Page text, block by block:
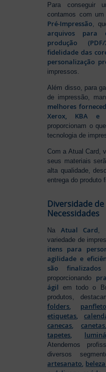
Para conseguir
contamos com um
Pré-Impressão ,
arquivos
produção (PDF/
fidelidade das
personalização
impressos.
Além disso, para
de impressão,
melhores
Xerox, KBA e
proporcionam o
tecnologia de
Com a Atual Card,
seus materiais
alta qualidade,
entrega do produto
Diversidade
Necessidades
NaAtual Card,
variedade de
itens para
agilidade e
são
proporcionando
ágil em todo o
produtos,
folders,
etiquetas,
canecas,canetas
tapetes,
Atendemos
diversos
artesanato,